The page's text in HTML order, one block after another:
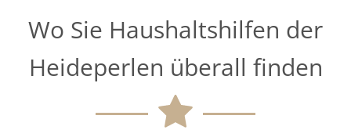
Wo Sie Haushaltshilfen der
Heideperlen überall finden